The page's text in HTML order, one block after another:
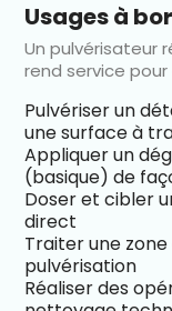
Usages à
Un pulvérisateur
rend service
Pulvériser un
une surface à
Appliquer un
(basique) de
Doser et cibler
direct
Traiter une
pulvérisation
Réaliser des